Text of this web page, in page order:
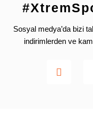
Sosyal medya’da bizi
indirimlerden ve